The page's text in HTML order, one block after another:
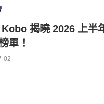
揭曉 2026 上半
單！
02